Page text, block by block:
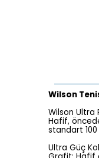
Wilson
Wilson
Hafif,
standart 100
Ultra Güç